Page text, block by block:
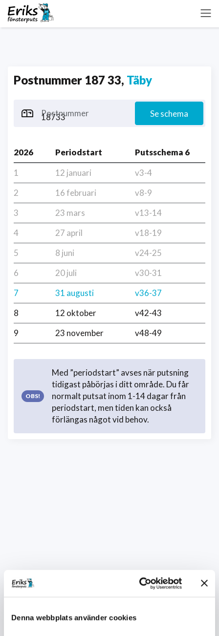
Denna webbplats använder cookies
Postnummer 187 33, Täby
Postnummer Se schema
2026 Periodstart
Putsschema 6
1
12 januari
v3-4
2
16 februari
v8-9
3
23 mars
v13-14
4
27 april
v18-19
5
8 juni
v24-25
6
20 juli
v30-31
7
31 augusti
v36-37
8
12 oktober
v42-43
9
23 november v48-49
Med ”periodstart” avses när putsning
tidigast påbörjas i ditt område. Du får
normalt putsat inom 1-14 dagar från
periodstart, men tiden kan också
förlängas något vid behov.